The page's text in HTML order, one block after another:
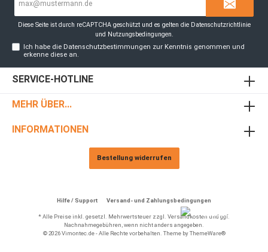
Adresse*
Diese Seite ist durch reCAPTCHA geschützt und es gelten die Datenschutzrichtlinie
und Nutzungsbedingungen.
Ich habe die Datenschutzbestimmungen zur Kenntnis genommen und
erkenne diese an.
SERVICE-HOTLINE
MEHR ÜBER...
INFORMATIONEN
Bestellung widerrufen
Hilfe / Support Versand- und Zahlungsbedingungen
* Alle Preise inkl. gesetzl. Mehrwertsteuer zzgl. Versandkosten und ggf.
Nachnahmegebühren, wenn nicht anders angegeben.
© 2026 Vimontec.de - Alle Rechte vorbehalten. Theme byThemeWare®